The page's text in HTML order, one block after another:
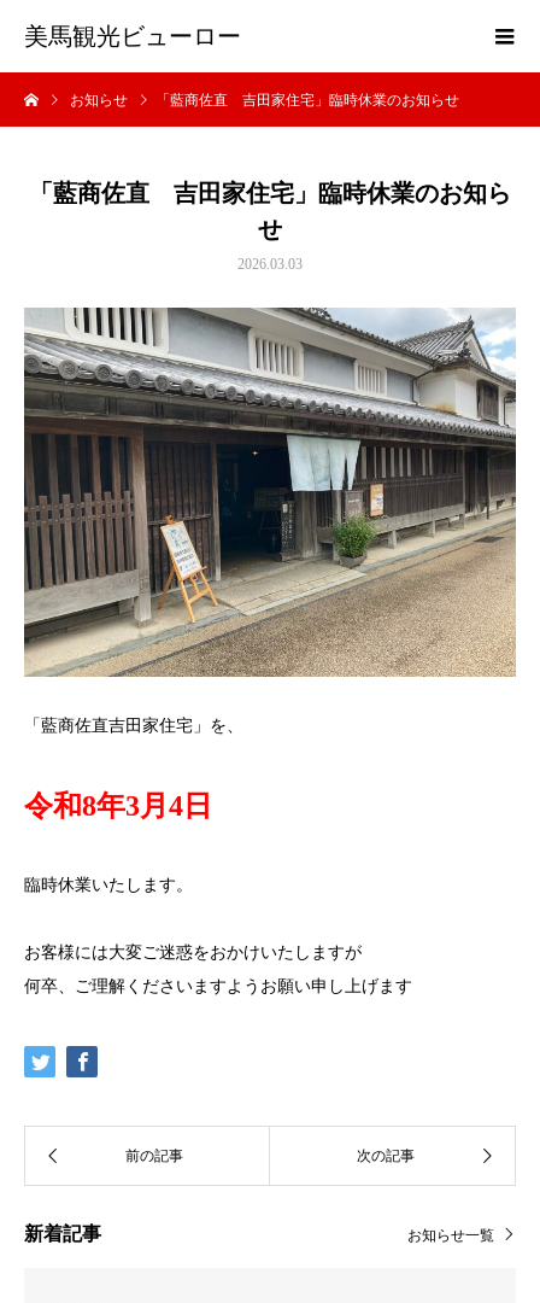
美馬観光ビューロー
お知らせ 「藍商佐直 吉田家住宅」臨時休業のお知らせ
「藍商佐直 吉田家住宅」臨時休業のお知ら
せ
2026.03.03
「藍商佐直吉田家住宅」を、
令和8年3月4日
臨時休業いたします。
お客様には大変ご迷惑をおかけいたしますが
何卒、ご理解くださいますようお願い申し上げます
新着記事 お知らせ一覧